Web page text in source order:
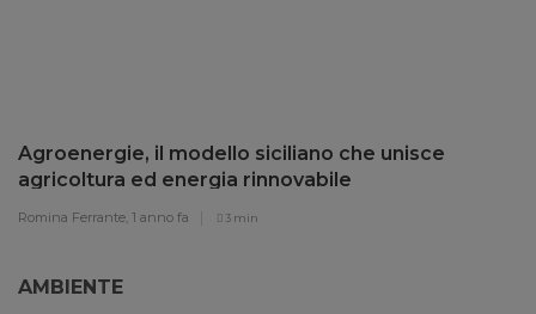
Agroenergie, il modello siciliano che unisce
agricoltura ed energia rinnovabile
Romina Ferrante, 1 anno fa 3 min
AMBIENTE